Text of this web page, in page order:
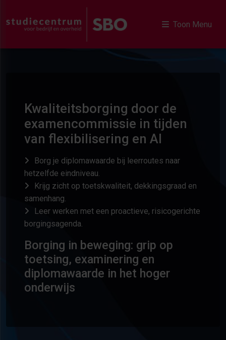
Toon Menu
Kwaliteitsborging door de
examencommissie in tijden
van flexibilisering en AI
Borg je diplomawaarde bij leerroutes naar
hetzelfde eindniveau.
Krijg zicht op toetskwaliteit, dekkingsgraad en
samenhang.
Leer werken met een proactieve, risicogerichte
borgingsagenda.
Borging in beweging: grip op
toetsing, examinering en
diplomawaarde in het hoger
onderwijs